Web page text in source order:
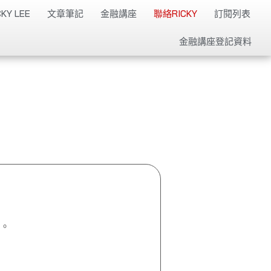
LEE 文章筆記 金融講座 聯絡RICKY 訂閱列表
金融講座登記資料